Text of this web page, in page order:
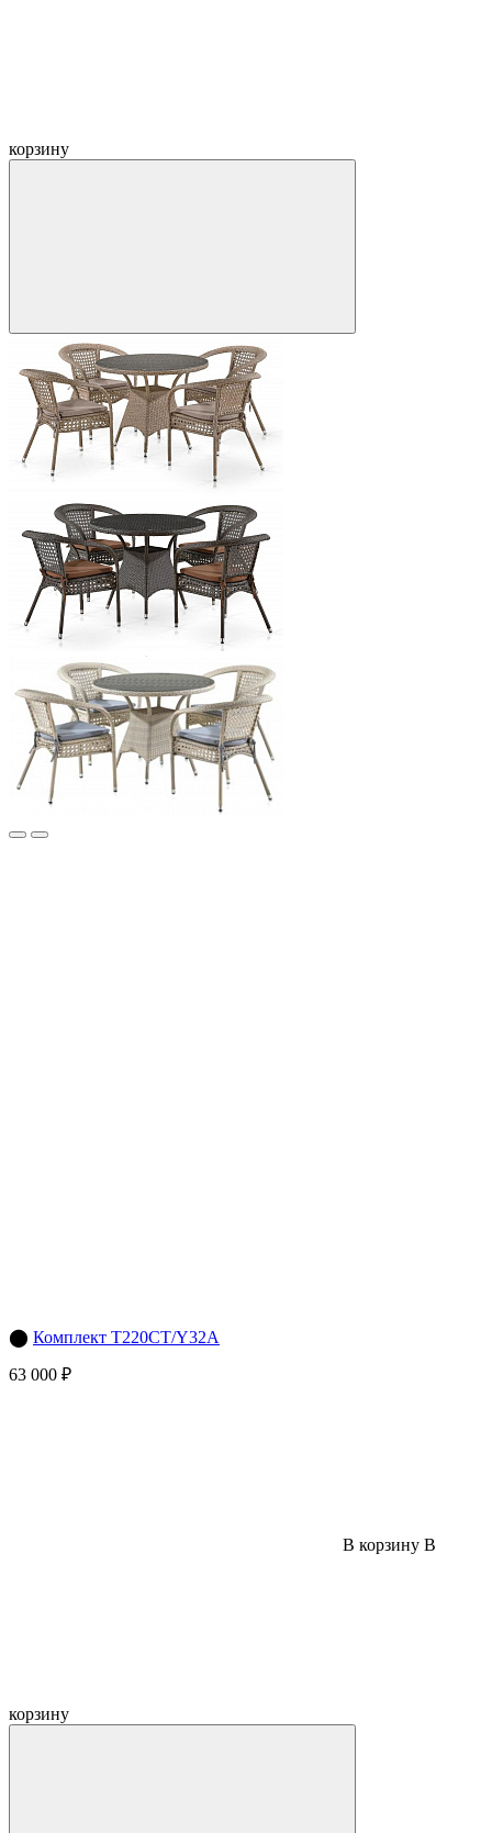
корзину
⬤ Комплект T220CT/Y32A
63 000 ₽
В корзину В
корзину